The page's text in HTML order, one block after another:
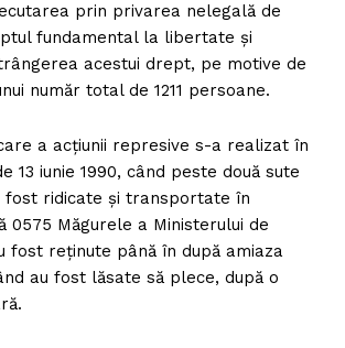
prin privarea nelegală de
fundamental la libertate și
acestui drept, pe motive de
număr total de 1211 persoane.
a acțiunii represive s-a realizat în
13 iunie 1990, când peste două sute
fost ridicate şi transportate în
0575 Măgurele a Ministerului de
fost reţinute până în după amiaza
au fost lăsate să plece, după o